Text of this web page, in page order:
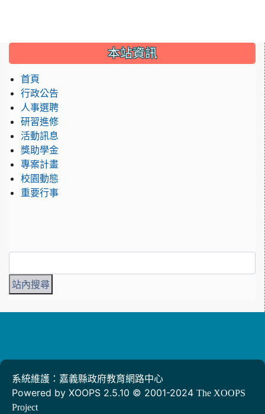
::: 本站資訊
首頁
行政公告
人事選聘
研習進修
活動訊息
獎助學金
專案計畫
校園動態
重要行事
系統維護：嘉義縣政府教育網路中心
Powered by XOOPS 2.5.10 © 2001-2024 The XOOPS
Project